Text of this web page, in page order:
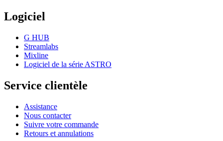
Logiciel
G HUB
Streamlabs
Mixline
Logiciel de la série ASTRO
Service clientèle
Assistance
Nous contacter
Suivre votre commande
Retours et annulations